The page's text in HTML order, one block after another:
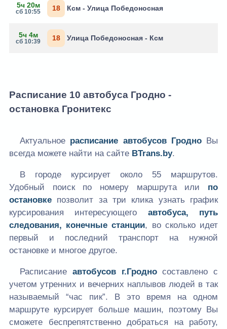
5ч 20м
сб 10:55 18 Ксм - Улица Победоносная
5ч 4м
сб 10:39 18 Улица Победоносная - Ксм
Расписание 10 автобуса Гродно -
остановка Гронитекс
Актуальное расписание автобусов ГродноВы
всегда можете найти на сайте BTrans.by.
В городе курсирует около 55 маршрутов.
Удобный поиск по номеру маршрута или по
остановке позволит за три клика узнать график
курсирования интересующего автобуса, путь
следования, конечные станции, во сколько идет
первый и последний транспорт на нужной
остановке и многое другое.
Расписание автобусов г.Гродносоставлено с
учетом утренних и вечерних наплывов людей в так
называемый “час пик”. В это время на одном
маршруте курсирует больше машин, поэтому Вы
сможете беспрепятственно добраться на работу,